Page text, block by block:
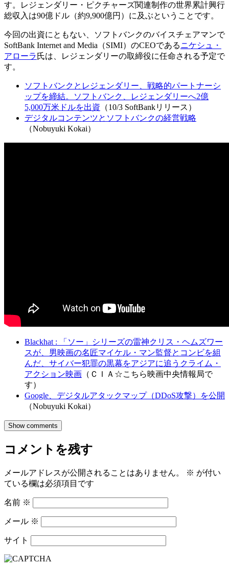
す。レジェンダリー・ピクチャーズ関連制作の世界累計興行
総収入は90億ドル（約9,900億円）に及ぶということです。
今回の出資にともない、ソフトバンクのバイスチェアマンで
SoftBank Internet and Media（SIMI）のCEOであるニケシュ・
アローラ氏は、レジェンダリーの取締役に任命される予定で
す。
ソフトバンクとレジェンダリー、戦略的パートナーシ
ップを締結。ソフトバンク、レジェンダリーへ2億
5,000万米ドルを出資 （10/3 SoftBankリリース）
デジタルコンテンツとソフトバンクの経営戦略
（Nobuyuki Kokai）
Blackhat : 「ソー」シリーズの雷神クリス・ヘムズワー
スが、男映画の名匠マイケル・マン監督とコンビを組
んだ、サイバー犯罪の黒幕をアジアに追うクライム・
アクション映画 （ＣＩＡ☆こちら映画中央情報局で
す）
Google、デジタルアタックマップ（DDoS攻撃）を公開
（Nobuyuki Kokai）
Show comments
コメントを残す
メールアドレスが公開されることはありません。 ※ が付い
ている欄は必須項目です
名前 ※
メール ※
サイト